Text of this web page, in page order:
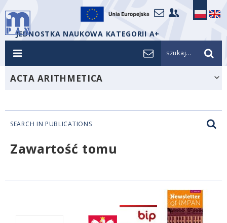
JEDNOSTKA NAUKOWA KATEGORII A+
szukaj...
ACTA ARITHMETICA
SEARCH IN PUBLICATIONS
Zawartość tomu